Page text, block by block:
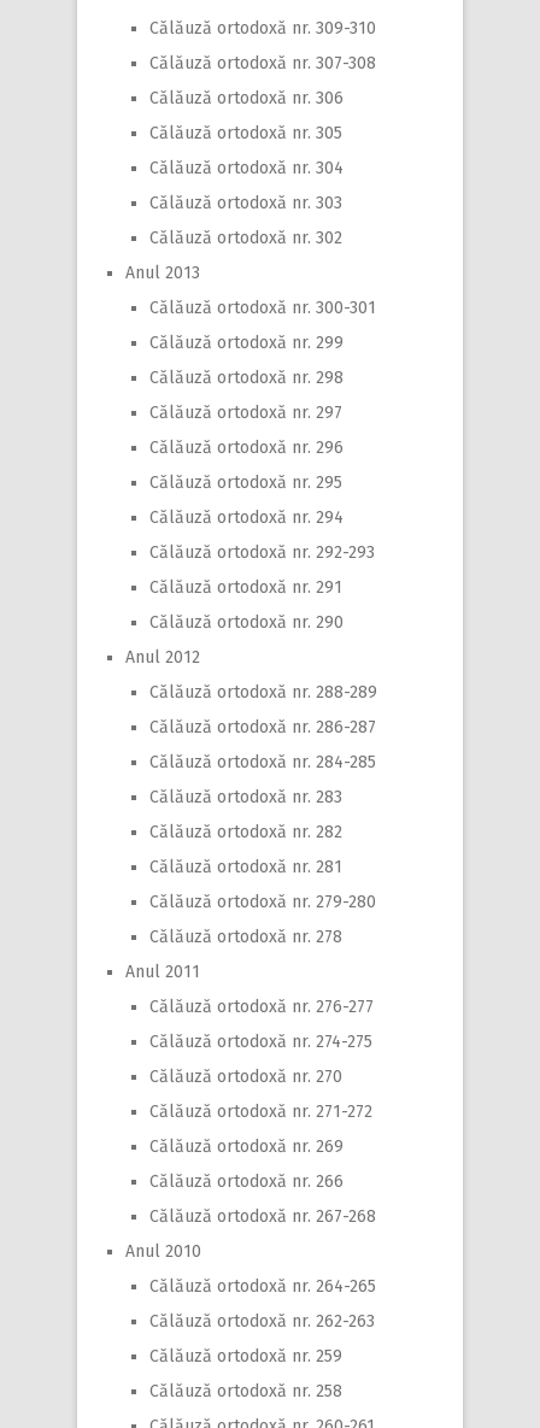
Călăuză ortodoxă nr. 309-310
Călăuză ortodoxă nr. 307-308
Călăuză ortodoxă nr. 306
Călăuză ortodoxă nr. 305
Călăuză ortodoxă nr. 304
Călăuză ortodoxă nr. 303
Călăuză ortodoxă nr. 302
Anul 2013
Călăuză ortodoxă nr. 300-301
Călăuză ortodoxă nr. 299
Călăuză ortodoxă nr. 298
Călăuză ortodoxă nr. 297
Călăuză ortodoxă nr. 296
Călăuză ortodoxă nr. 295
Călăuză ortodoxă nr. 294
Călăuză ortodoxă nr. 292-293
Călăuză ortodoxă nr. 291
Călăuză ortodoxă nr. 290
Anul 2012
Călăuză ortodoxă nr. 288-289
Călăuză ortodoxă nr. 286-287
Călăuză ortodoxă nr. 284-285
Călăuză ortodoxă nr. 283
Călăuză ortodoxă nr. 282
Călăuză ortodoxă nr. 281
Călăuză ortodoxă nr. 279-280
Călăuză ortodoxă nr. 278
Anul 2011
Călăuză ortodoxă nr. 276-277
Călăuză ortodoxă nr. 274-275
Călăuză ortodoxă nr. 270
Călăuză ortodoxă nr. 271-272
Călăuză ortodoxă nr. 269
Călăuză ortodoxă nr. 266
Călăuză ortodoxă nr. 267-268
Anul 2010
Călăuză ortodoxă nr. 264-265
Călăuză ortodoxă nr. 262-263
Călăuză ortodoxă nr. 259
Călăuză ortodoxă nr. 258